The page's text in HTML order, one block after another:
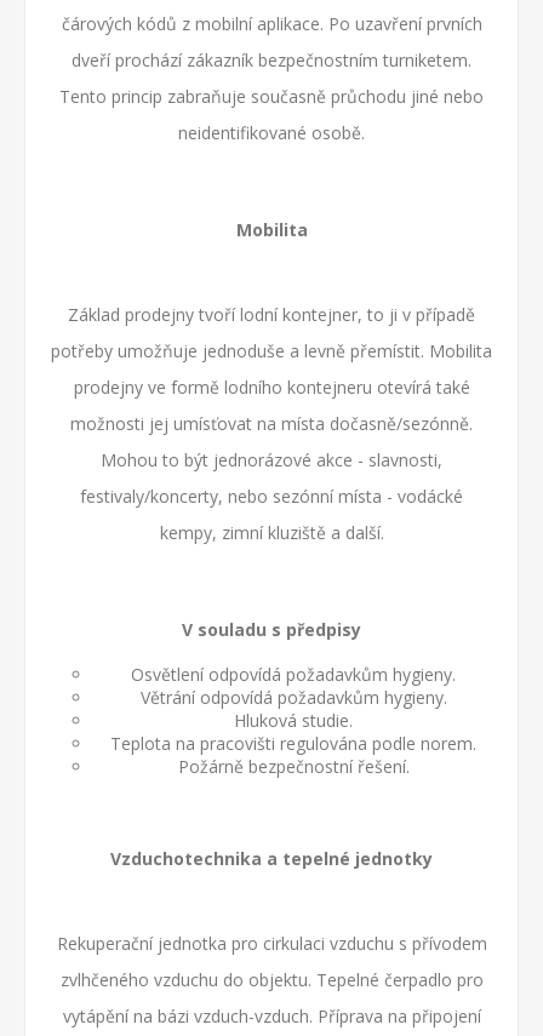
čárových kódů z mobilní aplikace. Po uzavření prvních
dveří prochází zákazník bezpečnostním turniketem.
Tento princip zabraňuje současně průchodu jiné nebo
neidentifikované osobě.
Mobilita
Základ prodejny tvoří lodní kontejner, to ji v případě
potřeby umožňuje jednoduše a levně přemístit. Mobilita
prodejny ve formě lodního kontejneru otevírá také
možnosti jej umísťovat na místa dočasně/sezónně.
Mohou to být jednorázové akce - slavnosti,
festivaly/koncerty, nebo sezónní místa - vodácké
kempy, zimní kluziště a další.
V souladu s předpisy
Osvětlení odpovídá požadavkům hygieny.
Větrání odpovídá požadavkům hygieny.
Hluková studie.
Teplota na pracovišti regulována podle norem.
Požárně bezpečnostní řešení.
Vzduchotechnika a tepelné jednotky
Rekuperační jednotka pro cirkulaci vzduchu s přívodem
zvlhčeného vzduchu do objektu. Tepelné čerpadlo pro
vytápění na bázi vzduch-vzduch. Příprava na připojení